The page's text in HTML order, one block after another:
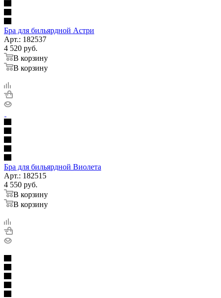
Бра для бильярдной Астри
Арт.: 182537
4 520 руб.
В корзину
В корзину
Бра для бильярдной Виолета
Арт.: 182515
4 550 руб.
В корзину
В корзину